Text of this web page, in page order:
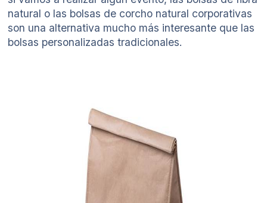
natural o las bolsas de corcho natural corporativas
son una alternativa mucho más interesante que las
bolsas personalizadas tradicionales.